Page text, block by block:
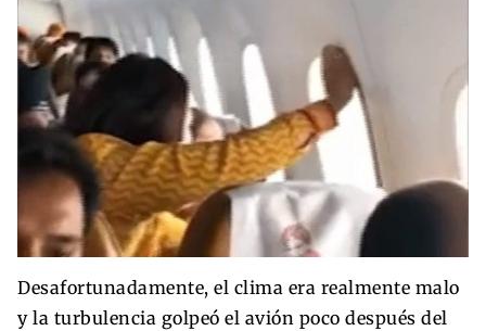
Desafortunadamente, el clima era realmente malo
y la turbulencia golpeó el avión poco después del